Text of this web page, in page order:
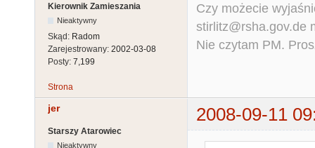
Kierownik Zamieszania
Nieaktywny
Skąd: Radom
Zarejestrowany: 2002-03-08
Posty: 7,199
Czy możecie
stirlitz@rsha.gov.de
Nie czytam PM.
Strona
jer 2008-09-11
Starszy Atarowiec
Nieaktywny